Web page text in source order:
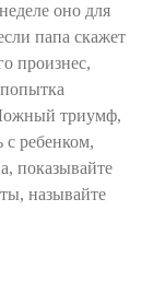
оно для
папа скажет
произнес,
триумф,
с ребенком,
показывайте
называйте